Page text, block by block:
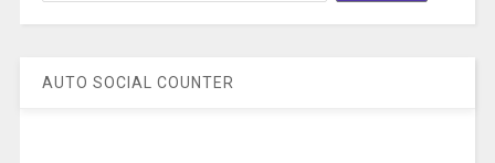
AUTO SOCIAL COUNTER